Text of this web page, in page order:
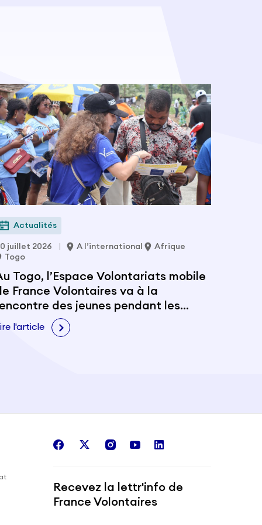
Actualités
juillet 2026 A l’international
Afrique
Togo
Togo, l’Espace Volontariats mobile
France Volontaires va à la
des jeunes pendant les
l'article
facebook
twitterinstagram
youtubelinkedin
Recevez la lettr'info de
France Volontaires